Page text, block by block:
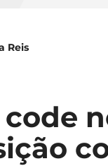
Reis
code